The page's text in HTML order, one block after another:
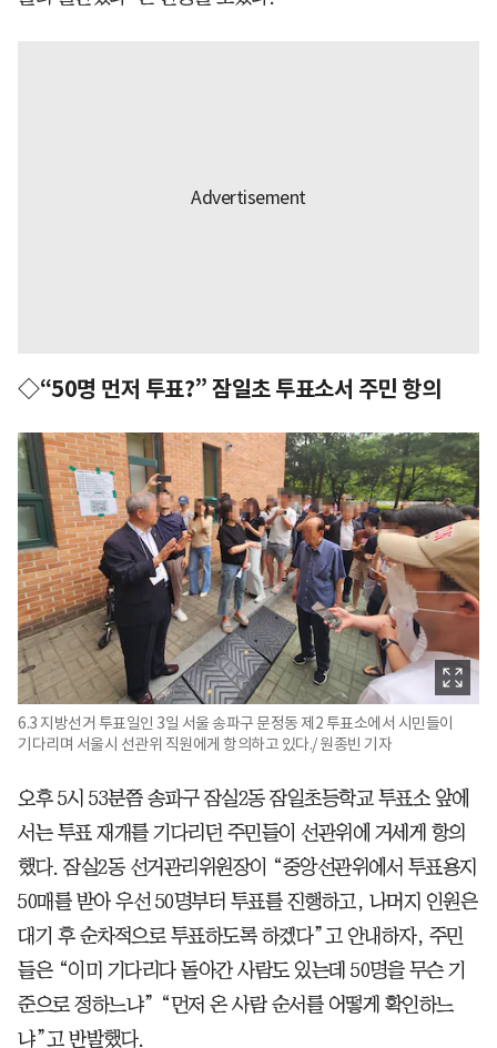
◇“50명 먼저 투표?” 잠일초 투표소서 주민 항의
6.3 지방선거 투표일인 3일 서울 송파구 문정동 제2 투표소에서 시민들이
기다리며 서울시 선관위 직원에게 항의하고 있다./ 원종빈 기자
오후 5시 53분쯤 송파구 잠실2동 잠일초등학교 투표소 앞에
서는 투표 재개를 기다리던 주민들이 선관위에 거세게 항의
했다. 잠실2동 선거관리위원장이 “중앙선관위에서 투표용지
50매를 받아 우선 50명부터 투표를 진행하고, 나머지 인원은
대기 후 순차적으로 투표하도록 하겠다”고 안내하자, 주민
들은 “이미 기다리다 돌아간 사람도 있는데 50명을 무슨 기
준으로 정하느냐” “먼저 온 사람 순서를 어떻게 확인하느
냐”고 반발했다.